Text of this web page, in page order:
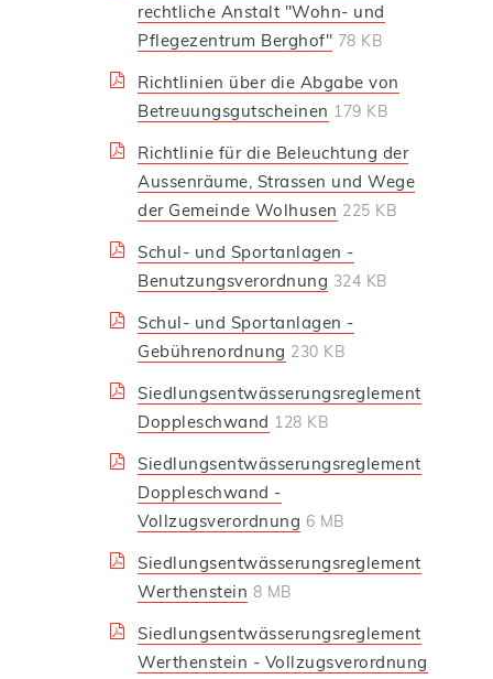
rechtliche Anstalt "Wohn- und
Pflegezentrum Berghof" 78 KB
Richtlinien über die Abgabe von
Betreuungsgutscheinen 179 KB
Richtlinie für die Beleuchtung der
Aussenräume, Strassen und Wege
der Gemeinde Wolhusen 225 KB
Schul- und Sportanlagen -
Benutzungsverordnung 324 KB
Schul- und Sportanlagen -
Gebührenordnung 230 KB
Siedlungsentwässerungsreglement
Doppleschwand 128 KB
Siedlungsentwässerungsreglement
Doppleschwand -
Vollzugsverordnung 6 MB
Siedlungsentwässerungsreglement
Werthenstein 8 MB
Siedlungsentwässerungsreglement
Werthenstein - Vollzugsverordnung